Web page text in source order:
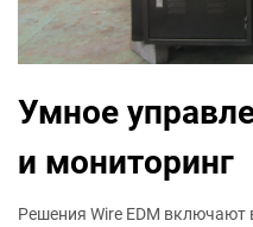
Умное
и мониторинг
Решения Wire EDM включают